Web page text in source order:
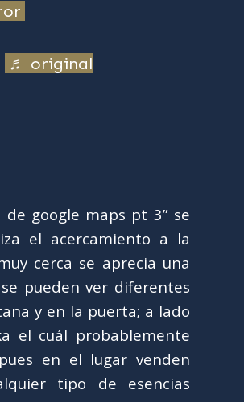
♬ original
google maps pt 3” se
el acercamiento a la
cerca se aprecia una
pueden ver diferentes
y en la puerta; a lado
el cuál probablemente
en el lugar venden
tipo de esencias